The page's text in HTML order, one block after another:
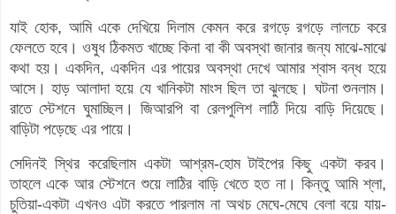
যাই হোক, আমি একে দেখিয়ে দিলাম কেমন করে রগড়ে রগড়ে লালচে করে
ফেলতে হবে। ওষুধ ঠিকমত খাচ্ছে কিনা বা কী অবস্থা জানার জন্য মাঝে-মাঝে
কথা হয়। একদিন, একদিন এর পায়ের অবস্থা দেখে আমার শ্বাস বন্ধ হয়ে
আসে। হাড় আলাদা হয়ে যে খানিকটা মাংস ছিল তা ঝুলছে। ঘটনা শুনলাম।
রাতে স্টেশনে ঘুমাচ্ছিল। জিআরপি বা রেলপুলিশ লাঠি দিয়ে বাড়ি দিয়েছে।
বাড়িটা পড়েছে এর পায়ে।
সেদিনই স্থির করেছিলাম একটা আশ্রম-হোম টাইপের কিছু একটা করব।
তাহলে একে আর স্টেশনে শুয়ে লাঠির বাড়ি খেতে হত না। কিন্তু আমি শ্লা,
চুতিয়া-একটা এখনও এটা করতে পারলাম না অথচ মেঘে-মেঘে বেলা বয়ে যায়-